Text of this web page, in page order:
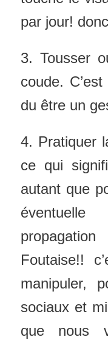
par jour!
3. Tousser
coude.
du être un
4. Pratiquer
ce qui
autant que
Foutaise!!
manipuler,
sociaux et
que nous